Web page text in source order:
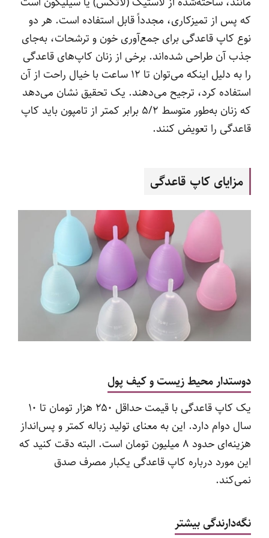
که پس از تمیزکاری، مجدداً قابل استفاده است. هر دو
نوع کاپ قاعدگی برای جمع‌آوری خون و ترشحات، به‌جای
جذب آن طراحی شده‌اند. برخی از زنان کاپ‌های قاعدگی
را به دلیل اینکه می‌توان تا ۱۲ ساعت با خیال راحت از آن
استفاده کرد، ترجیح می‌دهند. یک تحقیق نشان می‌دهد
که زنان به‌طور متوسط ۵/۲ برابر کمتر از تامپون باید کاپ
قاعدگی را تعویض کنند.
مزایای کاپ قاعدگی
دوستدار محیط زیست و کیف پول
یک کاپ قاعدگی با قیمت حداقل ۲۵۰ هزار تومان تا ۱۰
سال دوام دارد. این به معنای تولید زباله کمتر و پس‌انداز
هزینه‌ای حدود ۸ میلیون تومان است. البته دقت کنید که
این مورد درباره کاپ قاعدگی یکبار مصرف صدق
نمی‌کند.
نگه‌دارندگی بیشتر